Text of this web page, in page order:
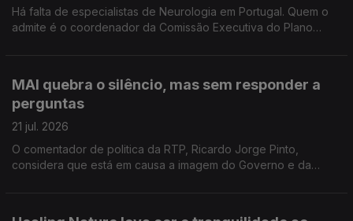
Há falta de especialistas de Neurologia em Portugal. Quem o
admite é o coordenador da Comissão Executiva do Plano
MAI quebra o silêncio, mas sem responder a
perguntas
21 jul. 2026
O comentador de politica da RTP, Ricardo Jorge Pinto,
considera que está em causa a imagem do Governo e da